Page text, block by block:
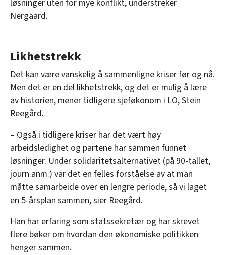
løsninger uten for mye konflikt, understreker
Nergaard.
Likhetstrekk
Det kan være vanskelig å sammenligne kriser før og nå.
Men det er en del likhetstrekk, og det er mulig å lære
av historien, mener tidligere sjeføkonom i LO, Stein
Reegård.
– Også i tidligere kriser har det vært høy
arbeidsledighet og partene har sammen funnet
løsninger. Under solidaritetsalternativet (på 90-tallet,
journ.anm.) var det en felles forståelse av at man
måtte samarbeide over en lengre periode, så vi laget
en 5-årsplan sammen, sier Reegård.
Han har erfaring som statssekretær og har skrevet
flere bøker om hvordan den økonomiske politikken
henger sammen.